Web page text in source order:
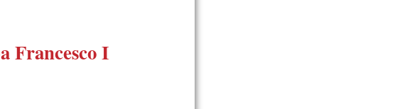
Francesco I